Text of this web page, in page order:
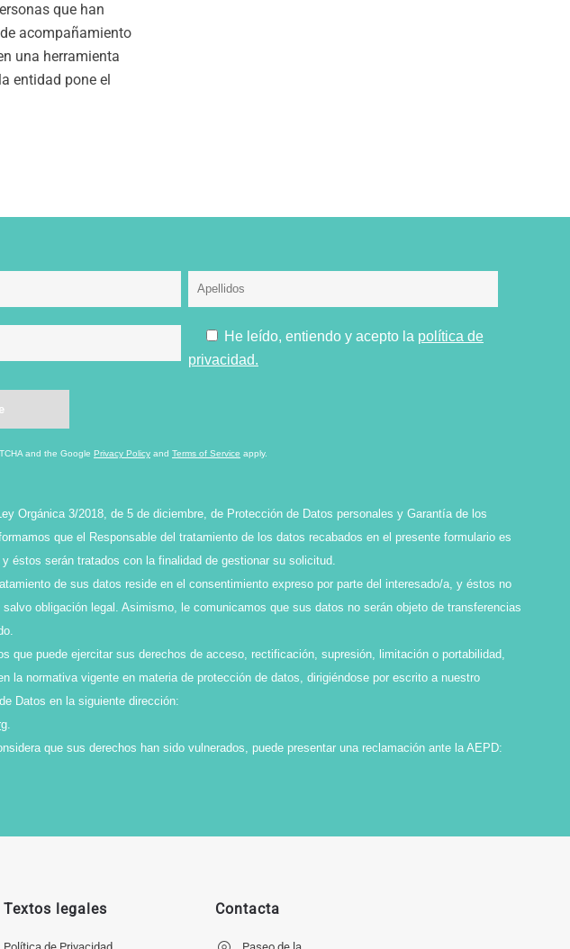
que han
acompañamiento
una herramienta
la entidad pone el
He leído, entiendo y acepto la política de
privacidad.
and the Google Privacy Policy and Terms of Service apply.
Orgánica 3/2018, de 5 de diciembre, de Protección de Datos personales y Garantía de los
que el Responsable del tratamiento de los datos recabados en el presente formulario es
éstos serán tratados con la finalidad de gestionar su solicitud.
de sus datos reside en el consentimiento expreso por parte del interesado/a, y éstos no
obligación legal. Asimismo, le comunicamos que sus datos no serán objeto de transferencias
que puede ejercitar sus derechos de acceso, rectificación, supresión, limitación o portabilidad,
la normativa vigente en materia de protección de datos, dirigiéndose por escrito a nuestro
Datos en la siguiente dirección:
que sus derechos han sido vulnerados, puede presentar una reclamación ante la AEPD:
Textos legales Contacta